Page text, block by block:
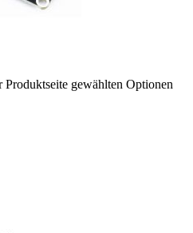
gewählten Optionen